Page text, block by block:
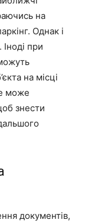
на
Однак і
при
на місці
може
знести
документів,